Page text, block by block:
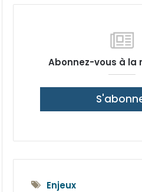
Abonnez-vous à la
Enjeux